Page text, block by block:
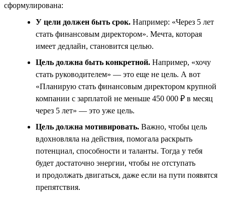
сформулирована:
У цели должен быть срок. Например: «Через 5 лет
стать финансовым директором». Мечта, которая
имеет дедлайн, становится целью.
Цель должна быть конкретной. Например, «хочу
стать руководителем» — это еще не цель. А вот
«Планирую стать финансовым директором крупной
компании с зарплатой не меньше 450 000 ₽ в месяц
через 5 лет» — это уже цель.
Цель должна мотивировать. Важно, чтобы цель
вдохновляла на действия, помогала раскрыть
потенциал, способности и таланты. Тогда у тебя
будет достаточно энергии, чтобы не отступать
и продолжать двигаться, даже если на пути появятся
препятствия.